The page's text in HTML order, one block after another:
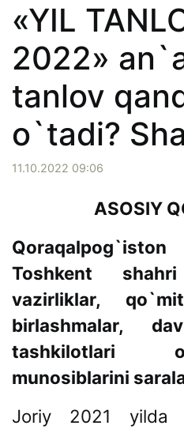
«YIL
2022»
tanlov
o`tadi?
11.10.2022 09:06
ASOSIY
Toshkent
vazirliklar,
birlashmalar,
tashkilotlari
munosiblarini
Joriy 2021 yilda